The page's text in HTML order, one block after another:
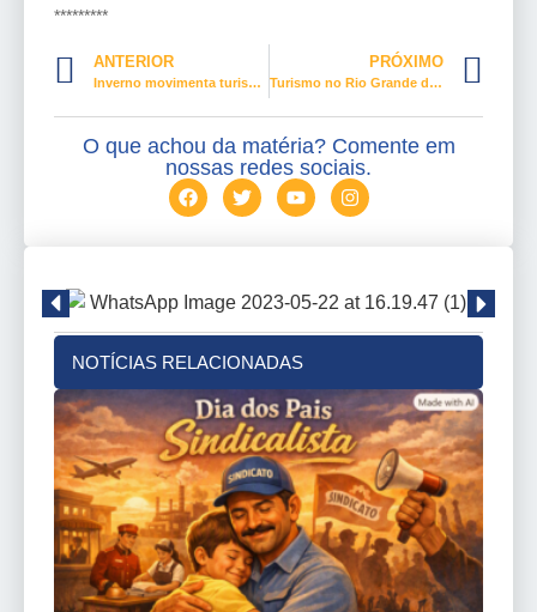
*********
ANTERIOR
Inverno movimenta turismo e aquece a economia de Teresópolis
PRÓXIMO
Turismo no Rio Grande do Norte bate recorde histórico em 2026
O que achou da matéria? Comente em
nossas redes sociais.
NOTÍCIAS RELACIONADAS